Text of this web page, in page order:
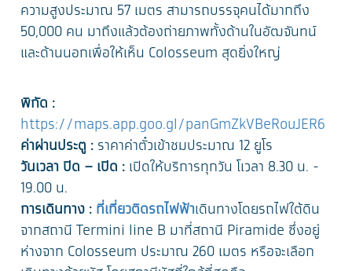
ความสูงประมาณ 57 เมตร สามารถบรรจุคนได้มากถึง
50,000 คน มาถึงแล้วต้องถ่ายภาพทั้งด้านในอัฒจันทน์
และด้านนอกเพื่อให้เห็น Colosseum สุดยิ่งใหญ่
พิกัด :
https://maps.app.goo.gl/panGmZkVBeRouJER6
ค่าผ่านประตู : ราคาค่าตั๋วเข้าชมประมาณ 12 ยูโร
วันเวลา ปิด – เปิด : เปิดให้บริการทุกวัน โเวลา 8.30 น. -
19.00 น.
การเดินทาง : ที่เที่ยวติดรถไฟฟ้าเดินทางโดยรถไฟใต้ดิน
จากสถานี Termini line B มาที่สถานี Piramide ซึ่งอยู่
ห่างจาก Colosseum ประมาณ 260 เมตร หรือจะเลือก